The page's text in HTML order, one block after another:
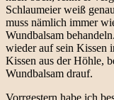
Schlaumeier weiß
muss nämlich immer
Wundbalsam
wieder auf sein Kissen
Kissen aus der Höhle,
Wundbalsam drauf.
Vorrgestern habe ich